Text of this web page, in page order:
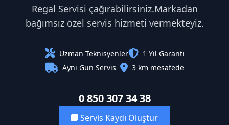
Regal Servisi çağırabilirsiniz.Markadan
bağımsız özel servis hizmeti vermekteyiz.
Uzman Teknisyenler
1 Yıl Garanti
Aynı Gün Servis
3 km mesafede
0 850 307 34 38
Servis Kaydı Oluştur